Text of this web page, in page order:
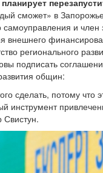
сможет» в
и
регионального
подписать
общин:
сделать, потому что
инструмент
Свистун.